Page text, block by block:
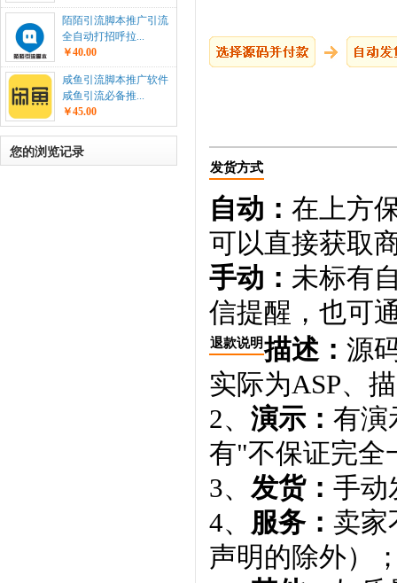
陌陌引流脚本推广引流
全自动打招呼拉...
￥40.00
咸鱼引流脚本推广软件
咸鱼引流必备推...
￥45.00
您的浏览记录
发货方式
自动： 在上方
可以直接获取
手动： 未标有
信提醒，也可
退款说明描述： 源
实际为ASP、
2、 演示： 有演
有"不保证完全
3、 发货： 手动
4、 服务： 卖家
声明的除外）